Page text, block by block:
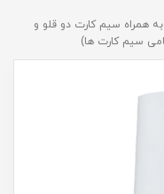
⭐ مودم 4G/TD-LTE ایرانسل مدل TF-i60 G1 به همراه سیم کارت دو قلو و